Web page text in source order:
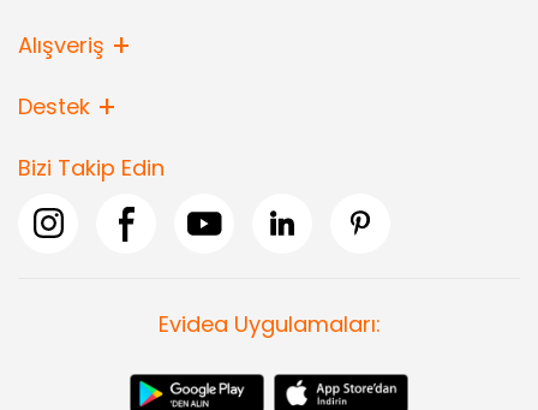
Alışveriş
Destek
Bizi Takip Edin
Evidea Uygulamaları: